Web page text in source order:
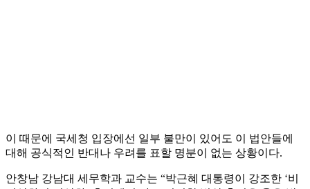
이 때문에 국세청 입장에선 일부 불만이 있어도 이 법안들에
대해 공식적인 반대나 우려를 표할 명분이 없는 상황이다.
안창남 강남대 세무학과 교수는 “박근혜 대통령이 강조한 ‘비